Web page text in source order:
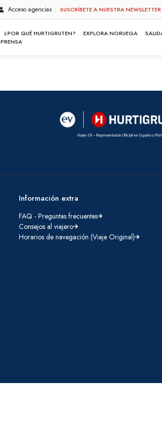
Acceso agencias SUSCRÍBETE A NUESTRA NEWSLETTER
¿POR QUÉ HURTIGRUTEN? EXPLORA NORUEGA
PRENSA
Información extra
FAQ - Preguntas frecuentes
Consejos al viajero
Horarios de navegación (Viaje Original)